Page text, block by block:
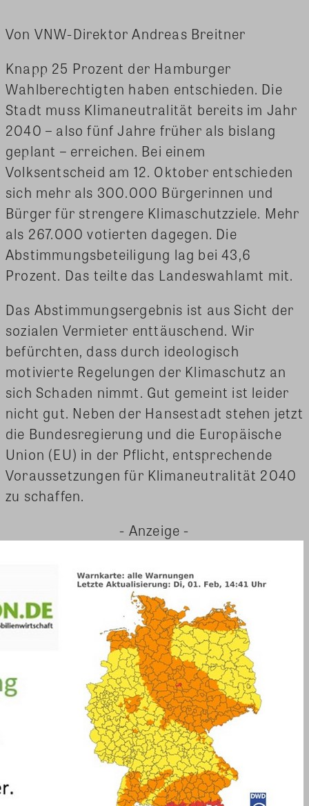
Von VNW-Direktor Andreas Breitner
Knapp 25 Prozent der Hamburger
Wahlberechtigten haben entschieden. Die
Stadt muss Klimaneutralität bereits im Jahr
2040 – also fünf Jahre früher als bislang
geplant – erreichen. Bei einem
Volksentscheid am 12. Oktober entschieden
sich mehr als 300.000 Bürgerinnen und
Bürger für strengere Klimaschutzziele. Mehr
als 267.000 votierten dagegen. Die
Abstimmungsbeteiligung lag bei 43,6
Prozent. Das teilte das Landeswahlamt mit.
Das Abstimmungsergebnis ist aus Sicht der
sozialen Vermieter enttäuschend. Wir
befürchten, dass durch ideologisch
motivierte Regelungen der Klimaschutz an
sich Schaden nimmt. Gut gemeint ist leider
nicht gut. Neben der Hansestadt stehen jetzt
die Bundesregierung und die Europäische
Union (EU) in der Pflicht, entsprechende
Voraussetzungen für Klimaneutralität 2040
zu schaffen.
- Anzeige -